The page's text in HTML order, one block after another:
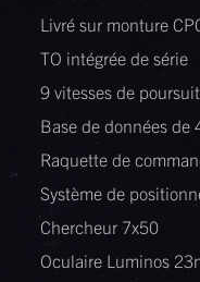
Livré sur monture
TO intégrée de série
9 vitesses de
Base de données de
Raquette de
Système de
Chercheur 7x50
Oculaire Luminos